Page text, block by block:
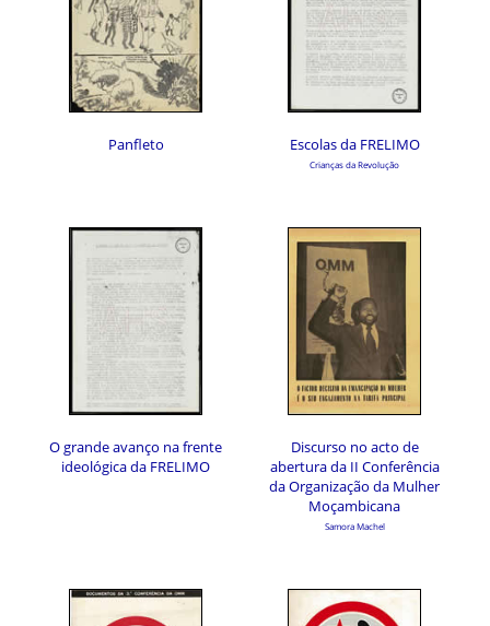
Panfleto Escolas da FRELIMO
Crianças da Revolução
O grande avanço na frente
ideológica da FRELIMO
Discurso no acto de
abertura da II Conferência
da Organização da Mulher
Moçambicana
Samora Machel